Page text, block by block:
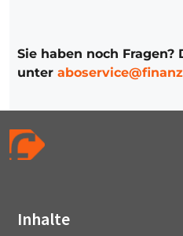
Sie haben noch Fragen?
unter
Inhalte